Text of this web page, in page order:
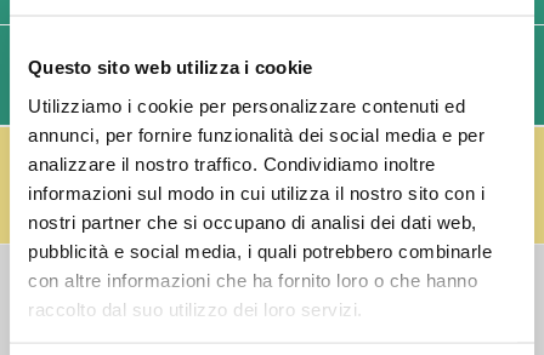
Questo sito web utilizza i cookie
Utilizziamo i cookie per personalizzare contenuti ed
annunci, per fornire funzionalità dei social media e per
analizzare il nostro traffico. Condividiamo inoltre
informazioni sul modo in cui utilizza il nostro sito con i
nostri partner che si occupano di analisi dei dati web,
pubblicità e social media, i quali potrebbero combinarle
con altre informazioni che ha fornito loro o che hanno
raccolto dal suo utilizzo dei loro servizi.
SPEDIZIONI VELOCI IN 24/48/72 ORE (GIORNI
LAVORATIVI)
IL RESO FUSTI TI PREMIA!
Effettua il reso dei vuoti dei fusti Perfect Draft
(almeno 3 fusti) e ricevi un buono da € 5,00 per ogni
fusto,clicca qui.
COSTI DI
SPEDIZIONE